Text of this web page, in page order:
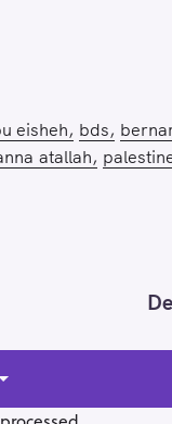
eisheh bds
atallah